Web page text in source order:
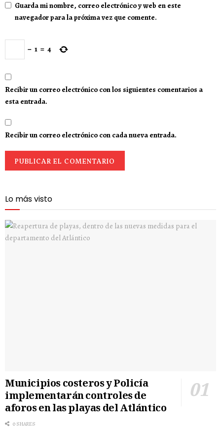
Guarda mi nombre, correo electrónico y web en este
navegador para la próxima vez que comente.
− 1 = 4
Recibir un correo electrónico con los siguientes comentarios a
esta entrada.
Recibir un correo electrónico con cada nueva entrada.
Lo más visto
Municipios costeros y Policía
implementarán controles de
aforos en las playas del Atlántico
0 SHARES